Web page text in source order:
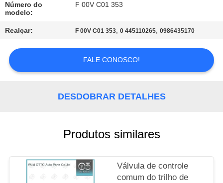
CONTACTE-
NOS
SOLICITE
ORÇAMENTO
SITE
Número do
modelo:
F 00V C01 353
Realçar: F 00V C01 353,0 445110265,0986435170
FALE CONOSCO!
DESDOBRAR DETALHES
Produtos similares
Válvula de controle
comum do trilho de